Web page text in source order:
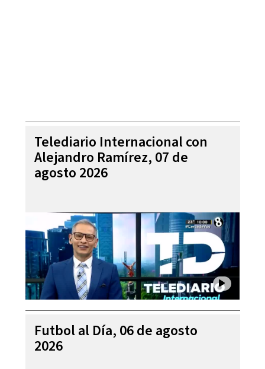
Telediario Internacional con
Alejandro Ramírez, 07 de
agosto 2026
Futbol al Día, 06 de agosto
2026